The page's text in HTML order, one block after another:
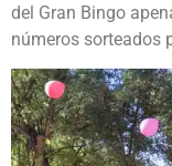
del Gran Bingo
números sorteados